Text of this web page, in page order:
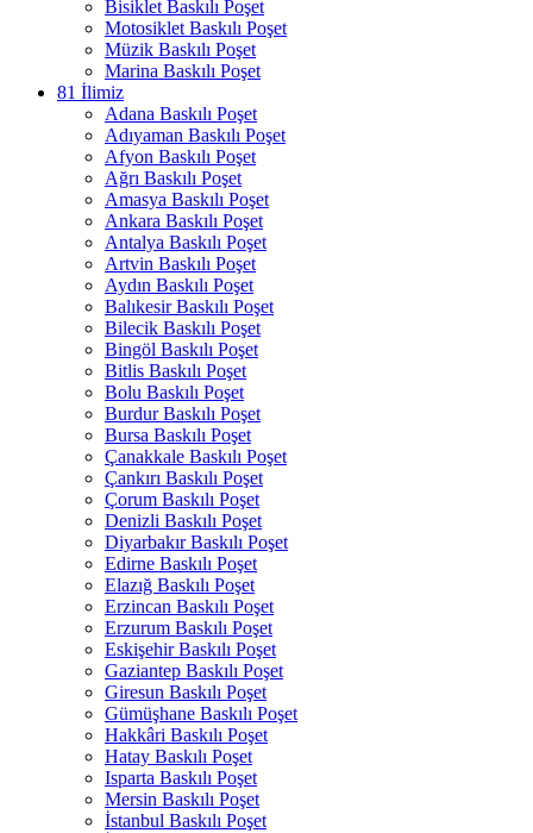
Bisiklet Baskılı Poşet
Motosiklet Baskılı Poşet
Müzik Baskılı Poşet
Marina Baskılı Poşet
81 İlimiz
Adana Baskılı Poşet
Adıyaman Baskılı Poşet
Afyon Baskılı Poşet
Ağrı Baskılı Poşet
Amasya Baskılı Poşet
Ankara Baskılı Poşet
Antalya Baskılı Poşet
Artvin Baskılı Poşet
Aydın Baskılı Poşet
Balıkesir Baskılı Poşet
Bilecik Baskılı Poşet
Bingöl Baskılı Poşet
Bitlis Baskılı Poşet
Bolu Baskılı Poşet
Burdur Baskılı Poşet
Bursa Baskılı Poşet
Çanakkale Baskılı Poşet
Çankırı Baskılı Poşet
Çorum Baskılı Poşet
Denizli Baskılı Poşet
Diyarbakır Baskılı Poşet
Edirne Baskılı Poşet
Elazığ Baskılı Poşet
Erzincan Baskılı Poşet
Erzurum Baskılı Poşet
Eskişehir Baskılı Poşet
Gaziantep Baskılı Poşet
Giresun Baskılı Poşet
Gümüşhane Baskılı Poşet
Hakkâri Baskılı Poşet
Hatay Baskılı Poşet
Isparta Baskılı Poşet
Mersin Baskılı Poşet
İstanbul Baskılı Poşet